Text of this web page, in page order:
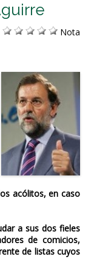
Nota
acólitos, en caso
a sus dos fieles
de comicios,
de listas cuyos